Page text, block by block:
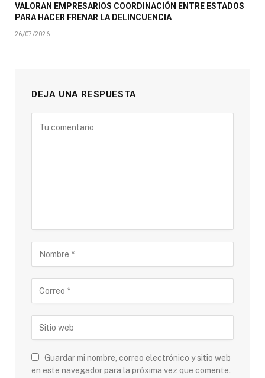
VALORAN EMPRESARIOS COORDINACIÓN ENTRE ESTADOS
PARA HACER FRENAR LA DELINCUENCIA
26/07/2026
DEJA UNA RESPUESTA
Guardar mi nombre, correo electrónico y sitio web
en este navegador para la próxima vez que comente.